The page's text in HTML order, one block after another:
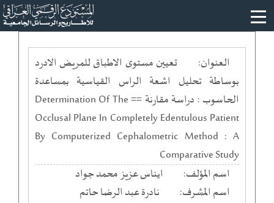
العنوان:
تعيين مستوى الاطباق للمريض الادرد
بوساطة تحليل اشعة الراس القياسية بمساعدة
الحاسوب : دراسة مقارنة == Determination Of The
Occlusal Plane In Completely Edentulous Patient
By Computerized Cephalometric Method : A
Comparative Study
اسم المؤلف:
ايناس عزيز محمد جواد
اسم المشرف:
نادرة عبد الرضا حاتم